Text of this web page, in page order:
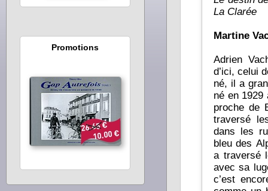
La Clarée
Martine
Adrien
d’ici, celui
né, il a
né en 1929
proche de
traversé
dans les
bleu des
a traversé
avec sa
c’est encore
Promotions